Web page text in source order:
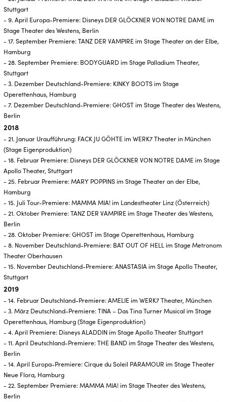
Stuttgart
- 9. April Europa-Premiere: Disneys DER GLÖCKNER VON NOTRE DAME im
Stage Theater des Westens, Berlin
- 17. September Premiere: TANZ DER VAMPIRE im Stage Theater an der Elbe,
Hamburg
- 28. September Premiere: BODYGUARD im Stage Palladium Theater,
Stuttgart
- 3. Dezember Deutschland-Premiere: KINKY BOOTS im Stage
Operettenhaus, Hamburg
- 7. Dezember Deutschland-Premiere: GHOST im Stage Theater des Westens,
Berlin
2018
- 21. Januar Uraufführung: FACK JU GÖHTE im WERK7 Theater in München
(Stage Eigenproduktion)
- 18. Februar Premiere: Disneys DER GLÖCKNER VON NOTRE DAME im Stage
Apollo Theater, Stuttgart
- 25. Februar Premiere: MARY POPPINS im Stage Theater an der Elbe,
Hamburg
- 15. Juli Tour-Premiere: MAMMA MIA! im Landestheater Linz (Österreich)
- 21. Oktober Premiere: TANZ DER VAMPIRE im Stage Theater des Westens,
Berlin
- 28. Oktober Premiere: GHOST im Stage Operettenhaus, Hamburg
- 8. November Deutschland-Premiere: BAT OUT OF HELL im Stage Metronom
Theater Oberhausen
- 15. November Deutschland-Premiere: ANASTASIA im Stage Apollo Theater,
Stuttgart
2019
- 14. Februar Deutschland-Premiere: AMELIE im WERK7 Theater, München
- 3. März Deutschland-Premiere: TINA – Das Tina Turner Musical im Stage
Operettenhaus, Hamburg (Stage Eigenproduktion)
- 4. April Premiere: Disneys ALADDIN im Stage Apollo Theater Stuttgart
- 11. April Deutschland-Premiere: THE BAND im Stage Theater des Westens,
Berlin
- 14. April Europa-Premiere: Cirque du Soleil PARAMOUR im Stage Theater
Neue Flora, Hamburg
- 22. September Premiere: MAMMA MIA! im Stage Theater des Westens,
Berlin